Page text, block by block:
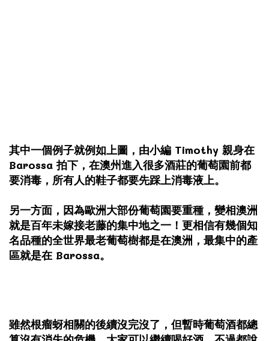
其中一個例子就例如上圖，由小編 Timothy 親身在
Barossa 拍下，在澳州進入很多酒莊的葡萄園前都
要消毒，所有人的鞋子都要先踩上消毒液上。
另一方面，因為歐洲大部份葡萄園要重種，變相澳洲
就是百年未嫁接老藤的集中地之一！更相信有幾個知
名品種的全世界最老葡萄樹都是在澳洲，最集中的產
區就是在 Barossa。
雖然根瘤蚜相關的後續沒完沒了，但暫時葡萄酒都總